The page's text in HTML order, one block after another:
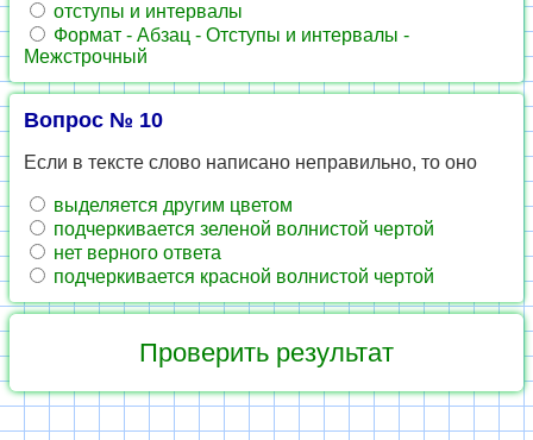
отступы и интервалы
Формат - Абзац - Отступы и интервалы -
Межстрочный
Вопрос № 10
Если в тексте слово написано неправильно, то оно
выделяется другим цветом
подчеркивается зеленой волнистой чертой
нет верного ответа
подчеркивается красной волнистой чертой